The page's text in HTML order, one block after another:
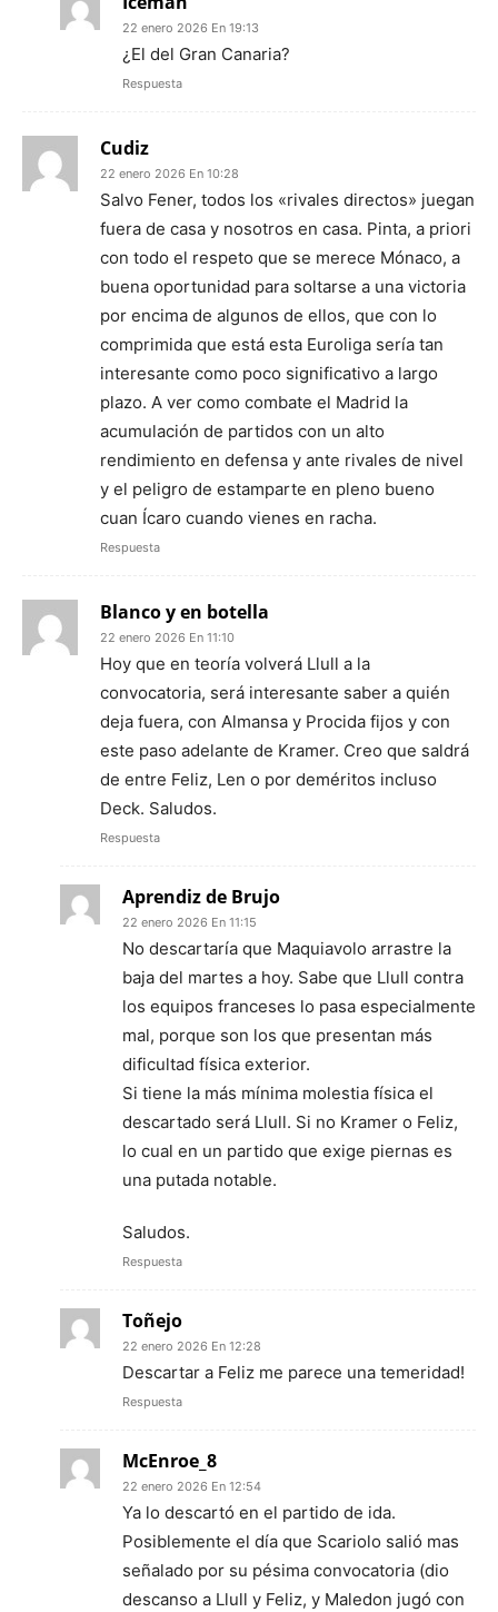
22 enero 2026 En 19:13
¿El del Gran Canaria?
Respuesta
Cudiz
22 enero 2026 En 10:28
Salvo Fener, todos los «rivales directos» juegan
fuera de casa y nosotros en casa. Pinta, a priori
con todo el respeto que se merece Mónaco, a
buena oportunidad para soltarse a una victoria
por encima de algunos de ellos, que con lo
comprimida que está esta Euroliga sería tan
interesante como poco significativo a largo
plazo. A ver como combate el Madrid la
acumulación de partidos con un alto
rendimiento en defensa y ante rivales de nivel
y el peligro de estamparte en pleno bueno
cuan Ícaro cuando vienes en racha.
Respuesta
Blanco y en botella
22 enero 2026 En 11:10
Hoy que en teoría volverá Llull a la
convocatoria, será interesante saber a quién
deja fuera, con Almansa y Procida fijos y con
este paso adelante de Kramer. Creo que saldrá
de entre Feliz, Len o por deméritos incluso
Deck. Saludos.
Respuesta
Aprendiz de Brujo
22 enero 2026 En 11:15
No descartaría que Maquiavolo arrastre la
baja del martes a hoy. Sabe que Llull contra
los equipos franceses lo pasa especialmente
mal, porque son los que presentan más
dificultad física exterior.
Si tiene la más mínima molestia física el
descartado será Llull. Si no Kramer o Feliz,
lo cual en un partido que exige piernas es
una putada notable.
Saludos.
Respuesta
Toñejo
22 enero 2026 En 12:28
Descartar a Feliz me parece una temeridad!
Respuesta
McEnroe_8
22 enero 2026 En 12:54
Ya lo descartó en el partido de ida.
Posiblemente el día que Scariolo salió mas
señalado por su pésima convocatoria (dio
descanso a Llull y Feliz, y Maledon jugó con